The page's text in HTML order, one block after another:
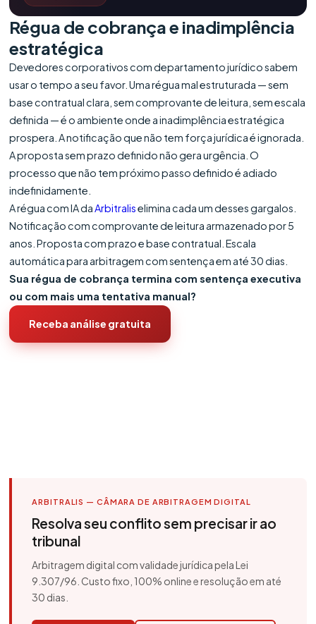
Régua de cobrança e inadimplência
estratégica
Devedores corporativos com departamento jurídico sabem
usar o tempo a seu favor. Uma régua mal estruturada — sem
base contratual clara, sem comprovante de leitura, sem escala
definida — é o ambiente onde a inadimplência estratégica
prospera. A notificação que não tem força jurídica é ignorada.
A proposta sem prazo definido não gera urgência. O
processo que não tem próximo passo definido é adiado
indefinidamente.
A régua com IA daArbitraliselimina cada um desses gargalos.
Notificação com comprovante de leitura armazenado por 5
anos. Proposta com prazo e base contratual. Escala
automática para arbitragem com sentença em até 30 dias.
Sua régua de cobrança termina com sentença executiva
ou com mais uma tentativa manual?
Receba análise gratuita
ARBITRALIS — CÂMARA DE ARBITRAGEM DIGITAL
Resolva seu conflito sem precisar ir ao
tribunal
Arbitragem digital com validade jurídica pela Lei
9.307/96. Custo fixo, 100% online e resolução em até
30 dias.